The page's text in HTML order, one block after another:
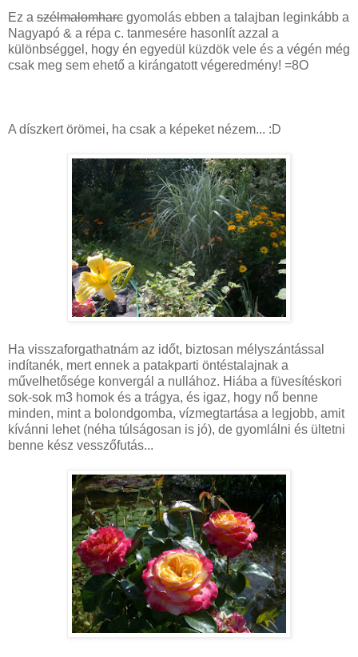
Ez a szélmalomharc gyomolás ebben a talajban leginkább a
Nagyapó & a répa c. tanmesére hasonlít azzal a
különbséggel, hogy én egyedül küzdök vele és a végén még
csak meg sem ehető a kirángatott végeredmény! =8O
A díszkert örömei, ha csak a képeket nézem... :D
Ha visszaforgathatnám az időt, biztosan mélyszántással
indítanék, mert ennek a patakparti öntéstalajnak a
művelhetősége konvergál a nullához. Hiába a füvesítéskori
sok-sok m3 homok és a trágya, és igaz, hogy nő benne
minden, mint a bolondgomba, vízmegtartása a legjobb, amit
kívánni lehet (néha túlságosan is jó), de gyomlálni és ültetni
benne kész vesszőfutás...